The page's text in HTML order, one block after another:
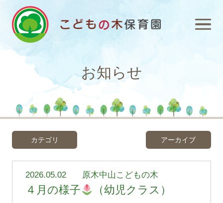
お知らせ
カテゴリ アーカイブ
2026.05.02 原木中山こどもの木
４月の様子 （幼児クラス）